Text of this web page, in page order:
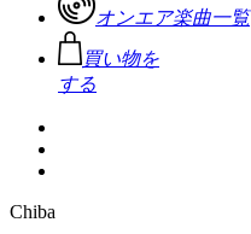
オンエア楽曲一覧
買い物を
する
Chiba